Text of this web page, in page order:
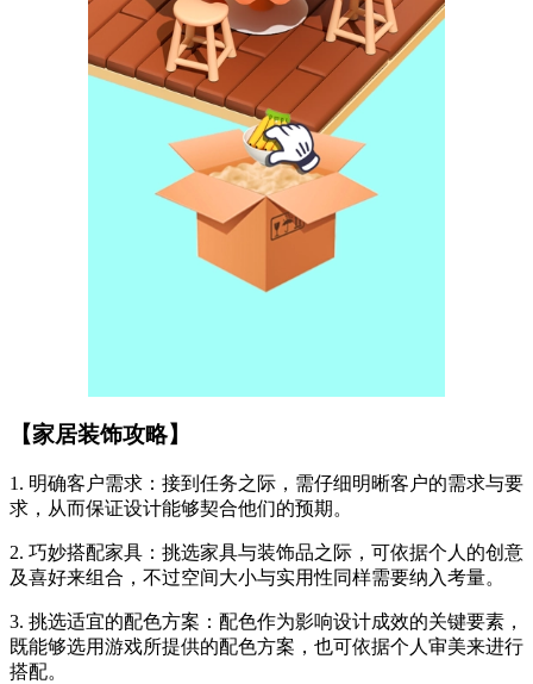
【家居装饰攻略】
1. 明确客户需求：接到任务之际，需仔细明晰客户的需求与要
求，从而保证设计能够契合他们的预期。
2. 巧妙搭配家具：挑选家具与装饰品之际，可依据个人的创意
及喜好来组合，不过空间大小与实用性同样需要纳入考量。
3. 挑选适宜的配色方案：配色作为影响设计成效的关键要素，
既能够选用游戏所提供的配色方案，也可依据个人审美来进行
搭配。